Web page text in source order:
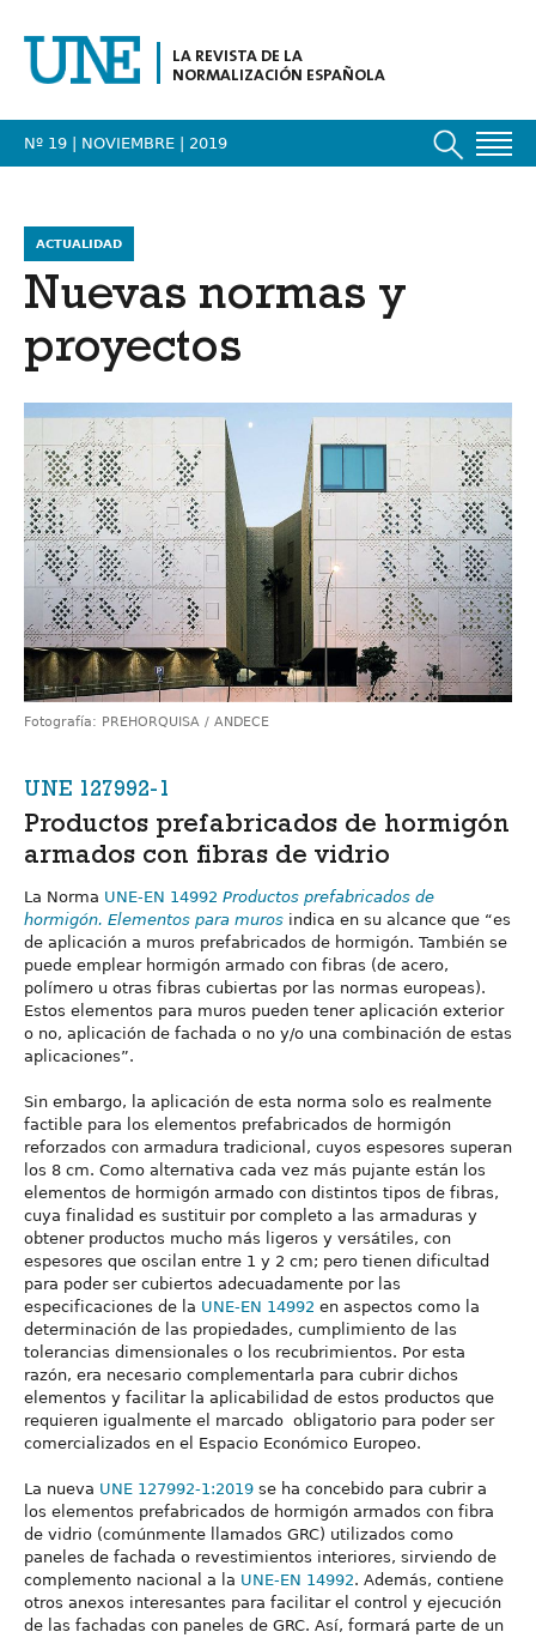
LA REVISTA DE LA
NORMALIZACIÓN ESPAÑOLA
Nº 19 | NOVIEMBRE | 2019
ACTUALIDAD
Nuevas normas y
proyectos
Fotografía: PREHORQUISA / ANDECE
UNE 127992-1
Productos prefabricados de hormigón
armados con fibras de vidrio
La Norma UNE-EN 14992 Productos prefabricados de
hormigón. Elementos para muros indica en su alcance que “es
de aplicación a muros prefabricados de hormigón. También se
puede emplear hormigón armado con fibras (de acero,
polímero u otras fibras cubiertas por las normas europeas).
Estos elementos para muros pueden tener aplicación exterior
o no, aplicación de fachada o no y/o una combinación de estas
aplicaciones”.
Sin embargo, la aplicación de esta norma solo es realmente
factible para los elementos prefabricados de hormigón
reforzados con armadura tradicional, cuyos espesores superan
los 8 cm. Como alternativa cada vez más pujante están los
elementos de hormigón armado con distintos tipos de fibras,
cuya finalidad es sustituir por completo a las armaduras y
obtener productos mucho más ligeros y versátiles, con
espesores que oscilan entre 1 y 2 cm; pero tienen dificultad
para poder ser cubiertos adecuadamente por las
especificaciones de la UNE-EN 14992 en aspectos como la
determinación de las propiedades, cumplimiento de las
tolerancias dimensionales o los recubrimientos. Por esta
razón, era necesario complementarla para cubrir dichos
elementos y facilitar la aplicabilidad de estos productos que
requieren igualmente el marcado obligatorio para poder ser
comercializados en el Espacio Económico Europeo.
La nueva UNE 127992-1:2019 se ha concebido para cubrir a
los elementos prefabricados de hormigón armados con fibra
de vidrio (comúnmente llamados GRC) utilizados como
paneles de fachada o revestimientos interiores, sirviendo de
complemento nacional a la UNE-EN 14992. Además, contiene
otros anexos interesantes para facilitar el control y ejecución
de las fachadas con paneles de GRC. Así, formará parte de un